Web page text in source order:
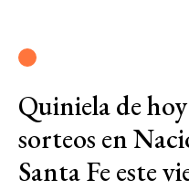
Quiniela de
sorteos en
Santa Fe este